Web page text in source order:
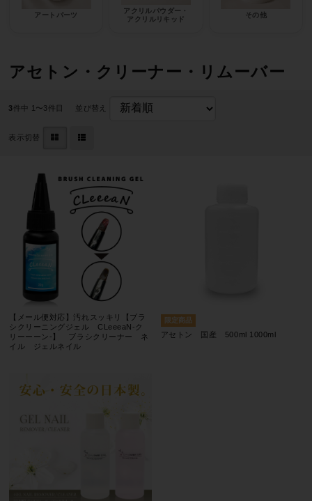
アートパーツ
アクリルパウダー・
アクリルリキッド
その他
アセトン・クリーナー・リムーバー
3件中 1〜3件目 並び替え
表示切替
【メール便対応】汚れスッキリ【ブラ
シクリーニングジェル CLeeeaN-ク
リーーーン-】 ブラシクリーナー ネ
イル ジェルネイル
アセトン 国産 500ml 1000ml